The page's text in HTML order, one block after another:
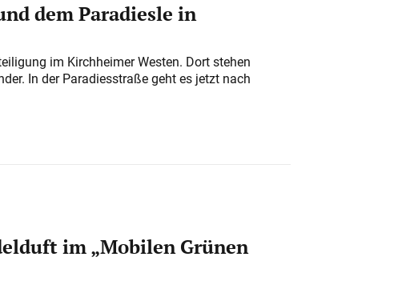
dem Paradiesle in
im Kirchheimer Westen. Dort stehen
In der Paradiesstraße geht es jetzt nach
im „Mobilen Grünen